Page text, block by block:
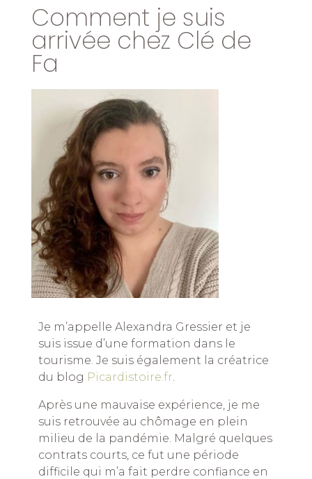
Comment je suis
arrivée chez Clé de
Fa
Je m’appelle Alexandra Gressier et je
suis issue d’une formation dans le
tourisme. Je suis également la créatrice
du blog Picardistoire.fr
Après une mauvaise expérience, je me
suis retrouvée au chômage en plein
milieu de la pandémie. Malgré quelques
contrats courts, ce fut une période
difficile qui m’a fait perdre confiance en